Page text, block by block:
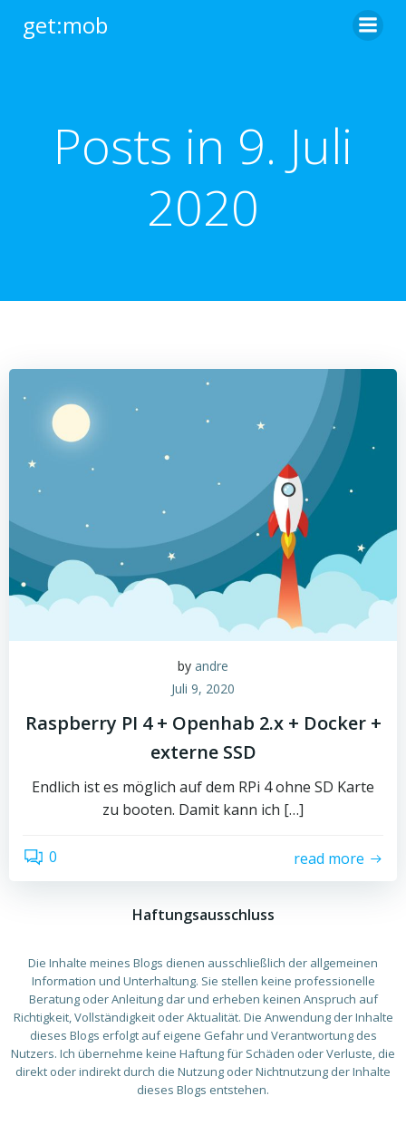
get:mob
Posts in 9. Juli
2020
by andre
Juli 9, 2020
Raspberry PI 4 + Openhab 2.x + Docker +
externe SSD
Endlich ist es möglich auf dem RPi 4 ohne SD Karte
zu booten. Damit kann ich […]
0 read more
Haftungsausschluss
Die Inhalte meines Blogs dienen ausschließlich der allgemeinen
Information und Unterhaltung. Sie stellen keine professionelle
Beratung oder Anleitung dar und erheben keinen Anspruch auf
Richtigkeit, Vollständigkeit oder Aktualität. Die Anwendung der Inhalte
dieses Blogs erfolgt auf eigene Gefahr und Verantwortung des
Nutzers. Ich übernehme keine Haftung für Schäden oder Verluste, die
direkt oder indirekt durch die Nutzung oder Nichtnutzung der Inhalte
dieses Blogs entstehen.